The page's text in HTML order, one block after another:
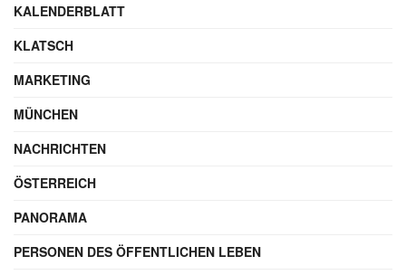
KALENDERBLATT
KLATSCH
MARKETING
MÜNCHEN
NACHRICHTEN
ÖSTERREICH
PANORAMA
PERSONEN DES ÖFFENTLICHEN LEBEN